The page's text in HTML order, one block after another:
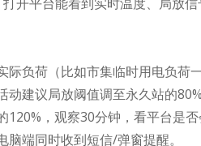
际负荷（比如市集临时用电负荷
动建议局放阈值调至永久站的
120%，观察30分钟，看平台是
端同时收到短信/弹窗提醒。